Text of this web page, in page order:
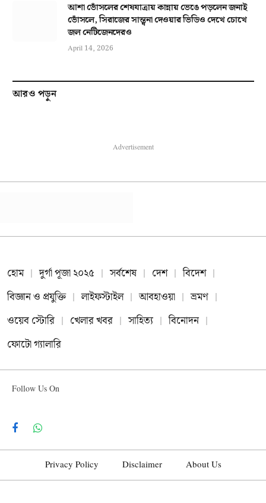
আশা ভোঁসলের শেষযাত্রায় কান্নায় ভেঙে পড়লেন জনাই
ভোঁসলে, সিরাজের সান্ত্বনা দেওয়ার ভিডিও দেখে চোখে
জল নেটিজেনদেরও
April 14, 2026
আরও পড়ুন
Advertisement
হোম দুর্গা পূজা ২০২৫ সর্বশেষ দেশ
বিদেশ
বিজ্ঞান ও প্রযুক্তি
লাইফস্টাইল আবহাওয়া
ভ্রমণ
ওয়েব স্টোরি
খেলার খবর সাহিত্য
বিনোদন
ফোটো গ্যালারি
Follow Us On
FacebookWhatsApp
Privacy Policy Disclaimer About Us